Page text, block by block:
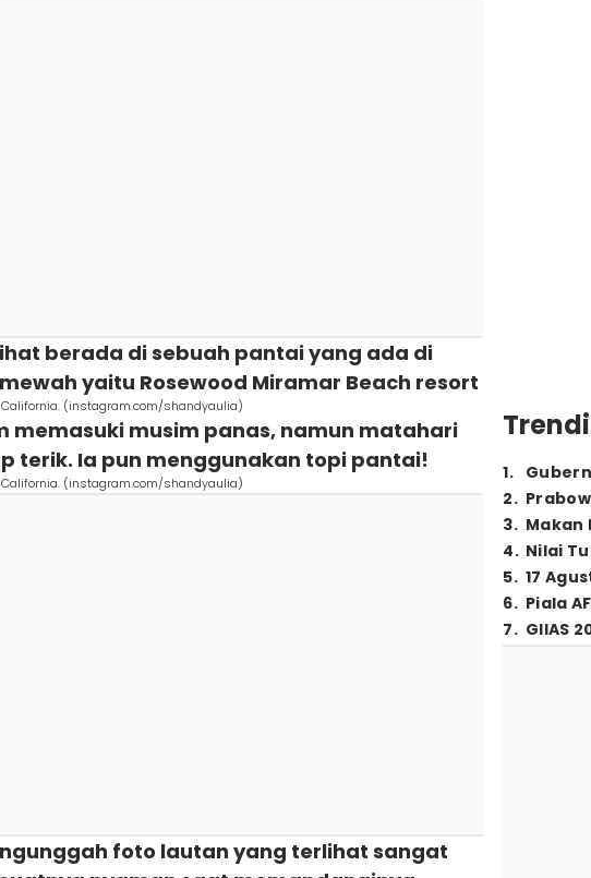
berada di sebuah pantai yang ada di
yaitu Rosewood Miramar Beach resort
(instagram.com/shandyaulia)
memasuki musim panas, namun matahari
terik. Ia pun menggunakan topi pantai!
(instagram.com/shandyaulia)
foto lautan yang terlihat sangat
1.
2.
3. Makan
4. Nilai
5. 17
6. Piala
7. GIIAS